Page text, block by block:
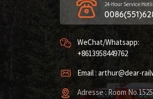
24-Hour Service
WeChat/Whatsapp:
+8613958449762
Email : arthur@dear-
Adresse : Room